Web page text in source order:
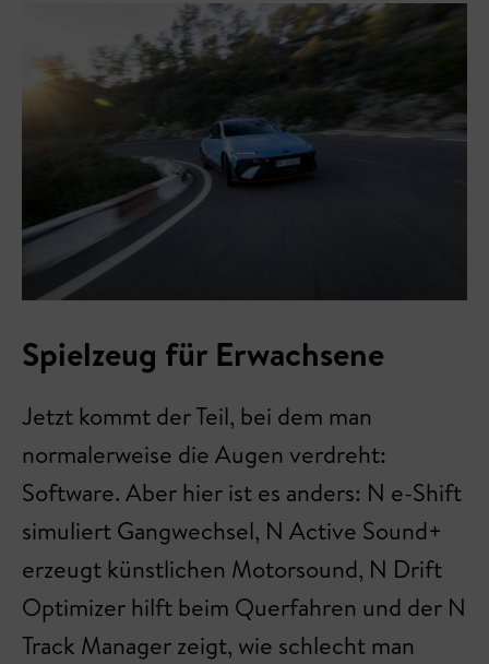
Spielzeug für Erwachsene
Jetzt kommt der Teil, bei dem man
normalerweise die Augen verdreht:
Software. Aber hier ist es anders: N e-Shift
simuliert Gangwechsel, N Active Sound+
erzeugt künstlichen Motorsound, N Drift
Optimizer hilft beim Querfahren und der N
Track Manager zeigt, wie schlecht man